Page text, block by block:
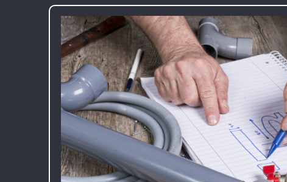
aanbevelen!